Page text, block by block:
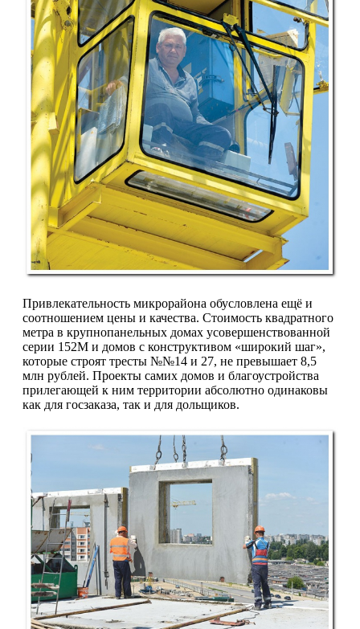
Привлекательность микрорайо­на обусловлена ещё и
соотношением цены и качества. Стоимость квадрат­ного
метра в крупнопанельных домах усовершенствованной
серии 152М и домов с конструктивом «широкий шаг»,
которые строят тресты №№14 и 27, не превышает 8,5
млн рублей. Проекты самих домов и благоустрой­ства
прилегающей к ним территории абсолютно одинаковы
как для госза­каза, так и для дольщиков.